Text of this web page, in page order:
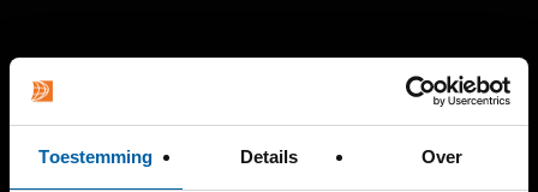
Toestemming Details Over